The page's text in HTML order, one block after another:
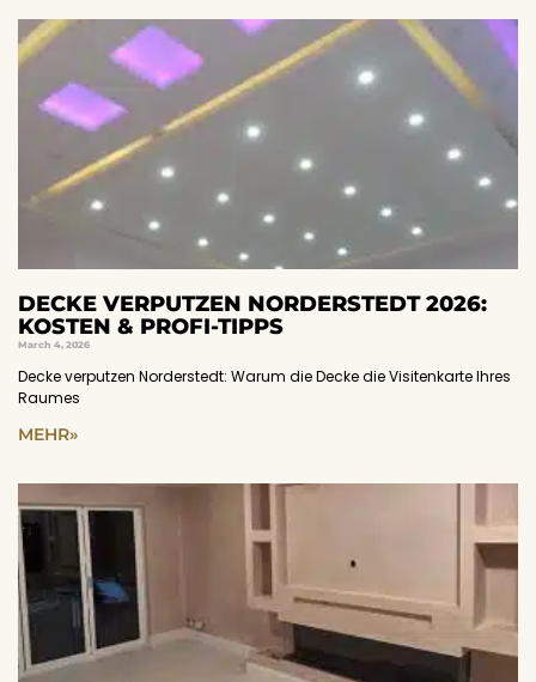
DECKE VERPUTZEN NORDERSTEDT 2026:
KOSTEN & PROFI-TIPPS
March 4, 2026
Decke verputzen Norderstedt: Warum die Decke die Visitenkarte Ihres
Raumes
MEHR»